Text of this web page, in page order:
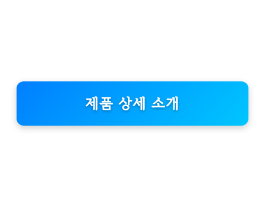
제품 상세 소개